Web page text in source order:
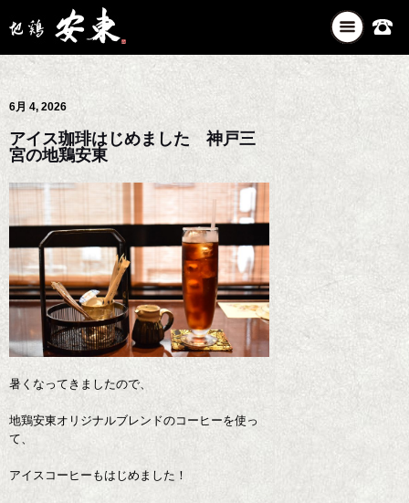
ナ
ビ
ゲ
シ
6月 4, 2026
アイス珈琲はじめました 神戸三
宮の地鶏安東
暑くなってきましたので、
地鶏安東オリジナルブレンドのコーヒーを使っ
て、
アイスコーヒーもはじめました！